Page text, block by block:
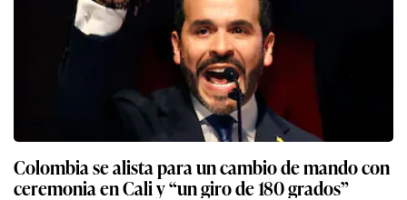
Colombia se alista para un cambio de mando con
ceremonia en Cali y “un giro de 180 grados”